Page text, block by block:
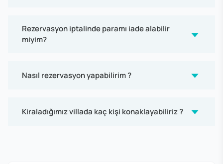
Rezervasyon iptalinde paramı iade alabilir
miyim?
Nasıl rezervasyon yapabilirim ?
Kiraladığımız villada kaç kişi konaklayabiliriz ?